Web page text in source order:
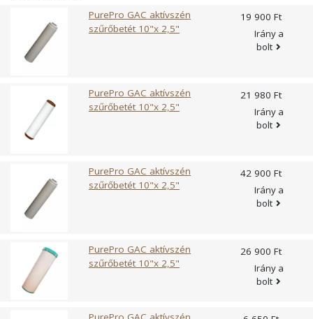
levő, 5 mikronnál nagyobb méretű, lebegő szennyeződések
(pl. homok, rozsda, stb.) eltávolítása. Méret: 10"" x 2,5"" (25
cm x 6,9 cm) Maximális üzemelési hőmérséklet: 93°C
Anyaga: 100% tiszta polipropilén Kapacitása: maximum
minőségétől (összetételétől és szennyezettségétől) és az
átfolyt víz mennyiségétől. Javasolt szűrőcsere: A szűrőbetét
telítődését követően vagy maximum 12 havonta, amelyik
előbb bekövetkezik. A szűrőbetét cseréje egyszerű,
PurePro GAC aktívszén
szűrőbetét 10"x 2,5"
19 900 Ft
Irány a
bolt
PurePro GAC aktívszén
szűrőbetét 10"x 2,5"
21 980 Ft
Irány a
bolt
PurePro GAC aktívszén
szűrőbetét 10"x 2,5"
42 900 Ft
Irány a
bolt
PurePro GAC aktívszén
szűrőbetét 10"x 2,5"
26 900 Ft
Irány a
bolt